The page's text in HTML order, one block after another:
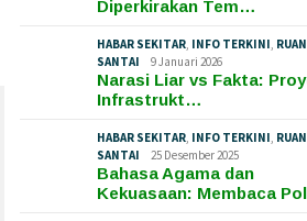
Diperkirakan Tem…
HABAR SEKITAR INFO TERKINI
SANTAI
9 Januari 2026
Narasi Liar vs Fakta:
Infrastrukt…
HABAR SEKITAR INFO TERKINI
SANTAI
25 Desember 2025
Bahasa Agama dan
Kekuasaan: Membaca